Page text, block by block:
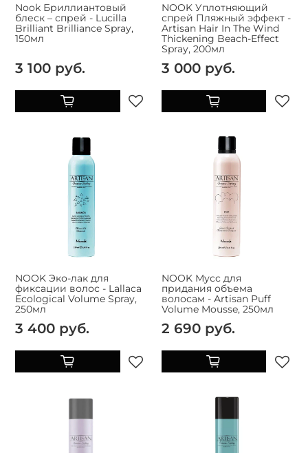
Nook Бриллиантовый
блеск – спрей - Lucilla
Brilliant Brilliance Spray,
150мл
3 100 руб.
NOOK Уплотняющий
спрей Пляжный эффект -
Artisan Hair In The Wind
Thickening Beach-Effect
Spray, 200мл
3 000 руб.
NOOK Эко-лак для
фиксации волос - Lallaca
Ecological Volume Spray,
250мл
3 400 руб.
NOOK Мусс для
придания объема
волосам - Artisan Puff
Volume Mousse, 250мл
2 690 руб.